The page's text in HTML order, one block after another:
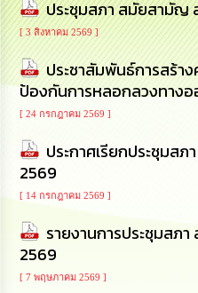
การ
ส่ง
เสริม
ความ
โปร่งใส
การ
จัด
ซื้อ
จัด
จ้าง
การ
เงิน
การ
คลัง
ประชุมสภา สมัยสามัญ
[ 3 สิงหาคม 2569 ]
ประชาสัมพันธ์การสร้าง
ป้องกันการหลอกลวงทาง
[ 24 กรกฎาคม 2569 ]
ประกาศเรียกประชุมส
2569
[ 14 กรกฎาคม 2569 ]
รายงานการประชุมสภ
2569
[ 7 พฤษภาคม 2569 ]